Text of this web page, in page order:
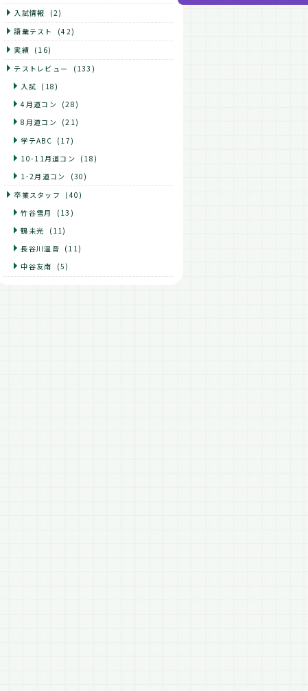
入試情報
(2)
語彙テスト
(42)
実績 (16)
テストレビュー
(133)
入試 (18)
4月道コン
(28)
8月道コン
(21)
学テABC (17)
10-11月道コン
(18)
1-2月道コン
(30)
卒業スタッフ
(40)
竹谷雪月
(13)
鶴未光
(11)
長谷川温音 (11)
中谷友南
(5)